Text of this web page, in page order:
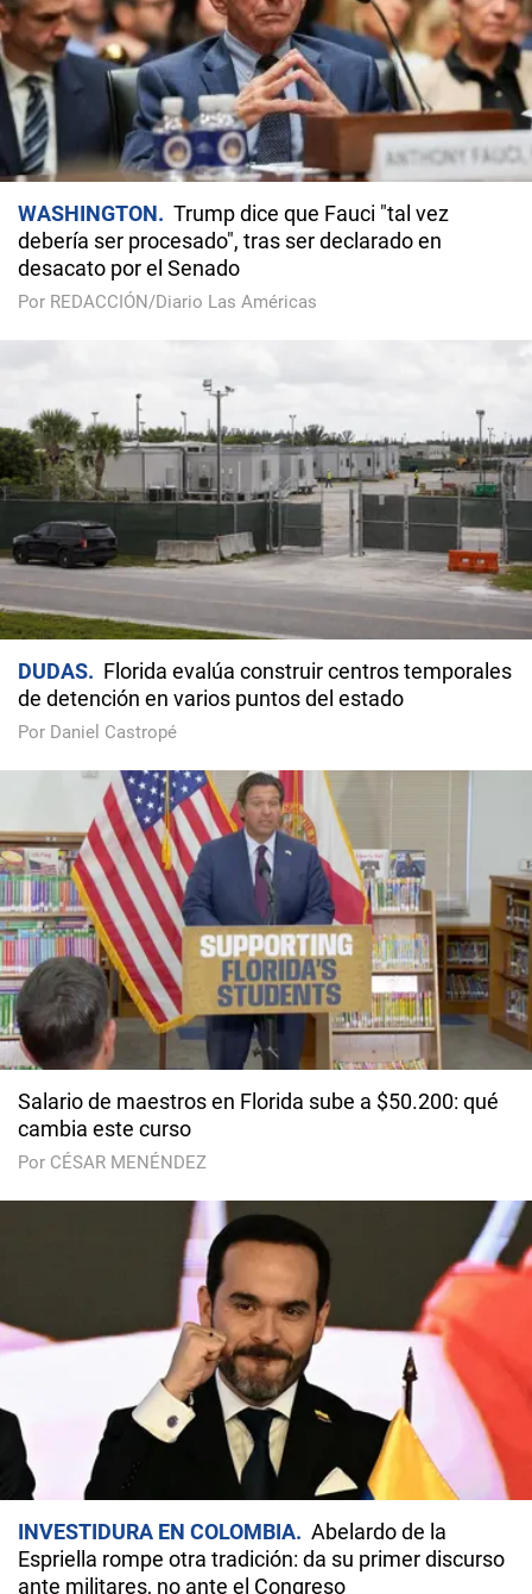
WASHINGTON
Trump dice que Fauci "tal vez
debería ser procesado", tras ser declarado en
desacato por el Senado
Por REDACCIÓN/Diario Las Américas
DUDAS
Florida evalúa construir centros temporales
de detención en varios puntos del estado
Por Daniel Castropé
Salario de maestros en Florida sube a $50.200: qué
cambia este curso
Por CÉSAR MENÉNDEZ
INVESTIDURA EN COLOMBIA
Abelardo de la
Espriella rompe otra tradición: da su primer discurso
ante militares, no ante el Congreso